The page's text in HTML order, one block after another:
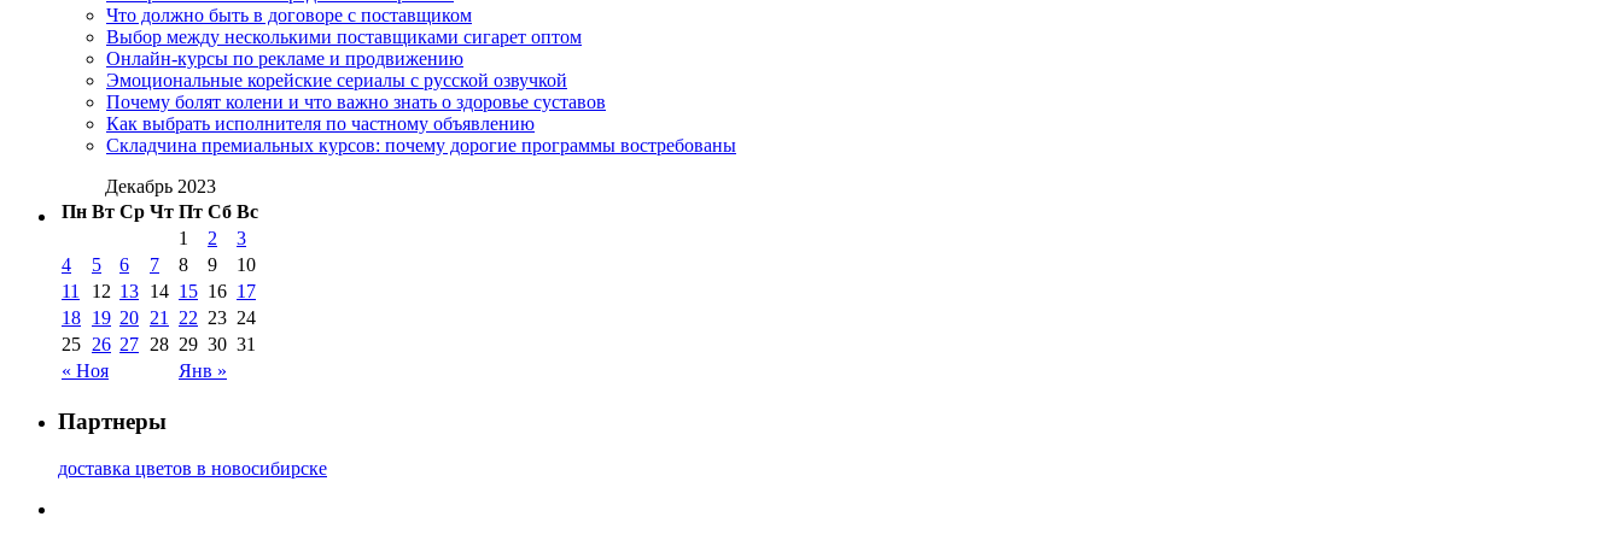
Что должно быть в договоре с поставщиком
Выбор между несколькими поставщиками сигарет оптом
Онлайн-курсы по рекламе и продвижению
Эмоциональные корейские сериалы с русской озвучкой
Почему болят колени и что важно знать о здоровье суставов
Как выбрать исполнителя по частному объявлению
Складчина премиальных курсов: почему дорогие программы востребованы
Декабрь 2023
Пн Вт Ср Чт Пт Сб Вс
« Ноя Янв »
1 2
3
4
5 6 7 8 9
10
11
12 13 14 15 16 17
18 19 20 21 22 23 24
25 26 27 28 29 30 31
Партнеры
доставка цветов в новосибирске